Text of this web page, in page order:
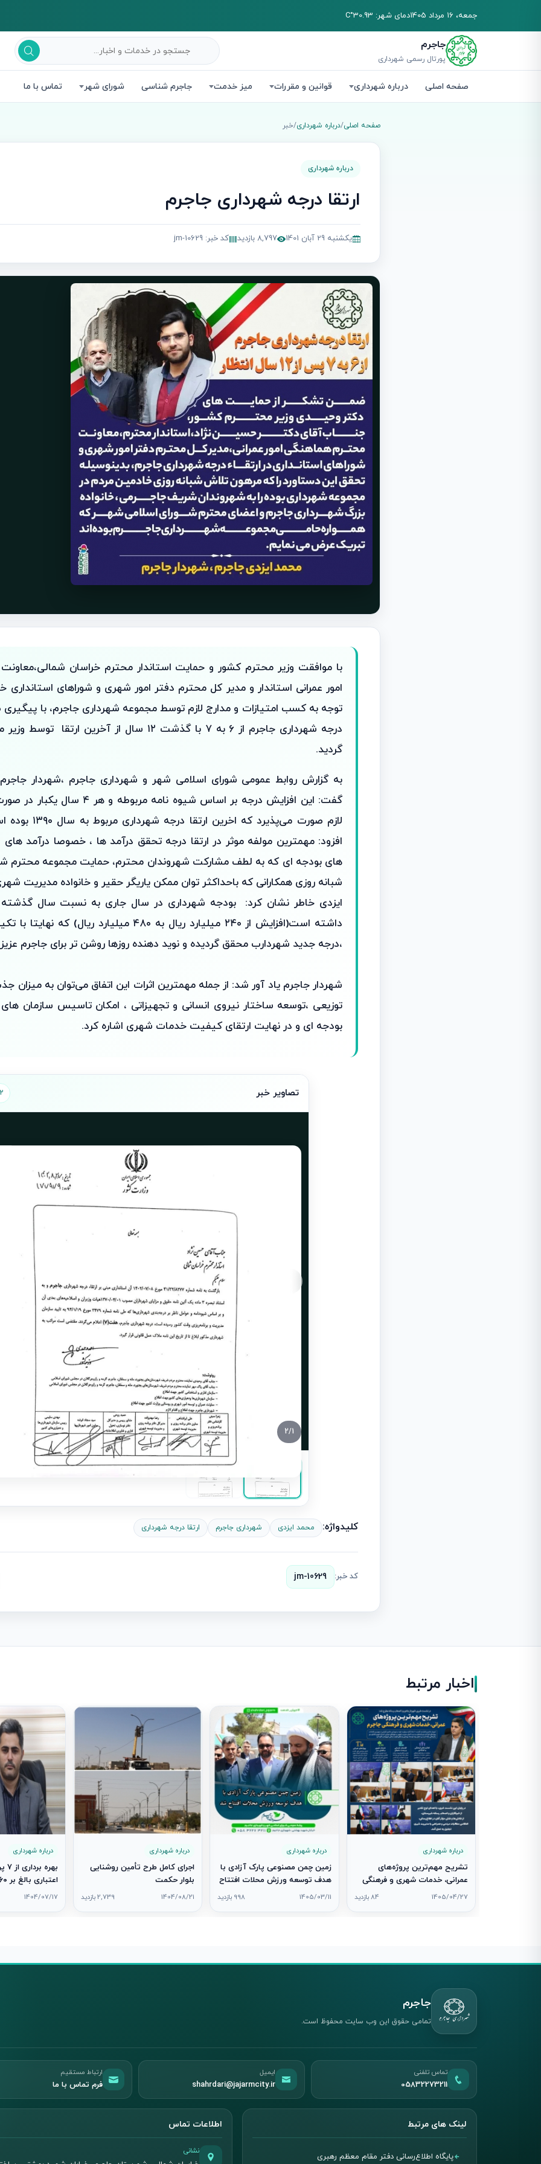
جمعه، 16 مرداد 1405 دمای شهر: 30.93°C
جاجرم
پورتال رسمی شهرداری
صفحه اصلی درباره شهرداری قوانین و مقررات میز خدمت جاجرم شناسی شورای شهر تماس با ما
صفحه اصلی/درباره شهرداری/خبر
درباره شهرداری
ارتقا درجه شهرداری جاجرم
یکشنبه 29 آبان 1401 8,797 بازدید کد خبر: jm-10629
با موافقت وزیر محترم کشور و حمایت استاندار محترم خراسان
امور عمرانی استاندار و مدیر کل محترم دفتر امور شهری و شوراهای استانداری
توجه به کسب امتیازات و مدارج لازم توسط مجموعه شهرداری جاجرم، با پیگیری
درجه شهرداری جاجرم از ۶ به ۷ با گذشت ۱۲ سال از آخرین
گردید.
به گزارش روابط عمومی شورای اسلامی شهر و شهرداری جاجرم ،شهردار جاجرم
گفت: این افزایش درجه بر اساس شیوه نامه
لازم صورت می‌پذیرد که
افزود: مهمترین مولفه موثر در ارتقا درجه تحقق درآمد ها ، خصوصا درآمد
های بودجه ای که به لطف مشارکت شهروندان محترم، حمایت مجموعه محترم
شبانه روزی همکارانی که باحداکثر توان ممکن یاریگر حقیر و خانواده مدیریت
داشته است(افزایش از ۲۴۰ میلیارد ریال به ۴۸۰ میلیارد
،درجه جدید شهردارب محقق گردیده و نوید دهنده روزها روشن تر برای جاجرم
شهردار جاجرم یاد آور شد: از جمله مهمترین اثرات این اتفاق می‌توان به میزان
توزیعی ،توسعه ساختار نیروی انسانی و تجهیزاتی ، امکان تاسیس سازمان های
بودجه ای و در نهایت ارتقای کیفیت خدمات شهری اشاره کرد.
تصاویر خبر 2 تصویر
1
/
2
کلیدواژه: محمد ایزدی شهرداری جاجرم ارتقا درجه شهرداری
کد خبر: jm-10629
اخبار مرتبط
درباره شهرداری
تشریح مهم‌ترین پروژه‌های
عمرانی، خدمات شهری و فرهنگی
جاجرم در نشست خبری شهردار
1405/04/27 84 بازدید
درباره شهرداری
زمین چمن مصنوعی پارک آزادی با
هدف توسعه ورزش محلات افتتاح
شد
1405/03/11 998 بازدید
درباره شهرداری
اجرای کامل طرح تأمین روشنایی
بلوار حکمت
1404/08/21 2,739 بازدید
درباره شهرداری
1404/07/17
جاجرم
تمامی حقوق این وب سایت محفوظ است.
تماس تلفنی
05832273211
ایمیل
shahrdari@jajarmcity.ir
ارتباط مستقیم
فرم تماس با ما
لینک های مرتبط
پایگاه اطلاع‌رسانی دفتر مقام معظم رهبری
اطلاعات تماس
نشانی